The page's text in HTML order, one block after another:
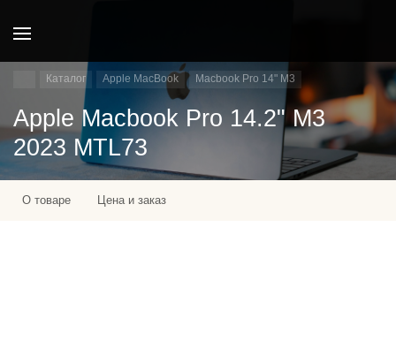
Каталог Apple MacBook Macbook Pro 14" M3
Apple Macbook Pro 14.2" M3
2023 MTL73
О товаре Цена и заказ